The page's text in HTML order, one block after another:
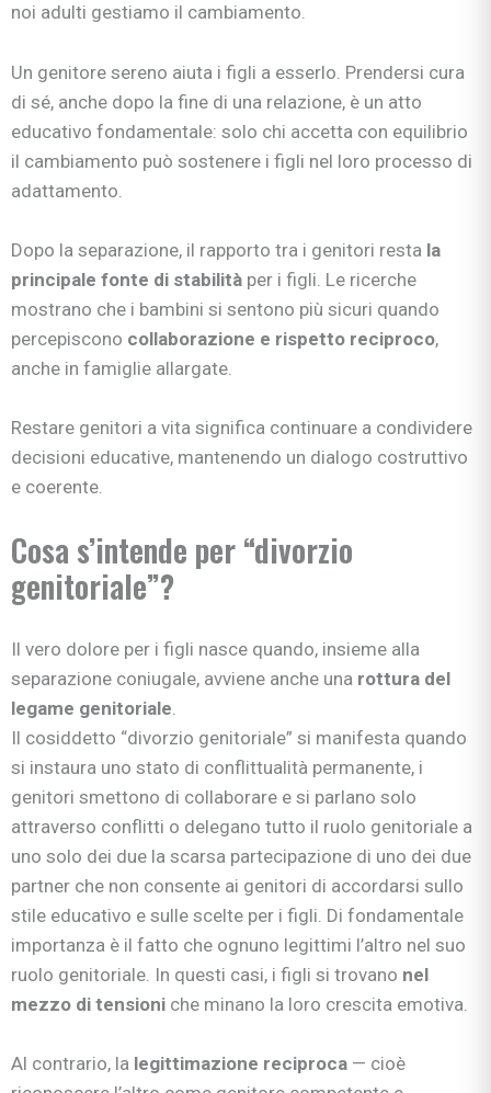
noi adulti gestiamo il cambiamento.
Un genitore sereno aiuta i figli a esserlo. Prendersi cura
di sé, anche dopo la fine di una relazione, è un atto
educativo fondamentale: solo chi accetta con equilibrio
il cambiamento può sostenere i figli nel loro processo di
adattamento.
Dopo la separazione, il rapporto tra i genitori resta la
principale fonte di stabilità per i figli. Le ricerche
mostrano che i bambini si sentono più sicuri quando
percepiscono collaborazione e rispetto reciproco,
anche in famiglie allargate.
Restare genitori a vita significa continuare a condividere
decisioni educative, mantenendo un dialogo costruttivo
e coerente.
Cosa s’intende per “divorzio
genitoriale”?
Il vero dolore per i figli nasce quando, insieme alla
separazione coniugale, avviene anche una rottura del
legame genitoriale.
Il cosiddetto “divorzio genitoriale” si manifesta quando
si instaura uno stato di conflittualità permanente, i
genitori smettono di collaborare e si parlano solo
attraverso conflitti o delegano tutto il ruolo genitoriale a
uno solo dei due la scarsa partecipazione di uno dei due
partner che non consente ai genitori di accordarsi sullo
stile educativo e sulle scelte per i figli. Di fondamentale
importanza è il fatto che ognuno legittimi l’altro nel suo
ruolo genitoriale. In questi casi, i figli si trovano nel
mezzo di tensioni che minano la loro crescita emotiva.
Al contrario, la legittimazione reciproca — cioè